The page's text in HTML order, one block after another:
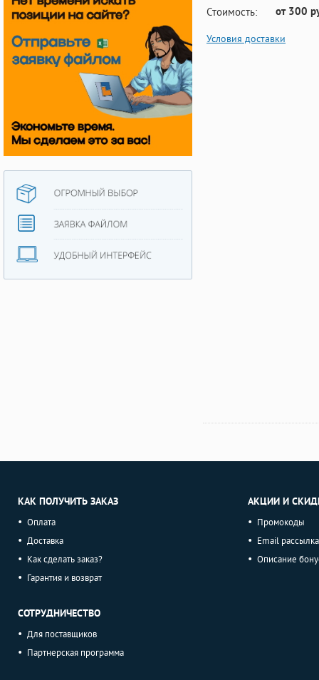
Стоимость: от 300
Условия доставки
КАК ПОЛУЧИТЬ ЗАКАЗ
Оплата
Доставка
Как сделать заказ?
Гарантия и возврат
СОТРУДНИЧЕСТВО
Для поставщиков
Партнерская программа
АКЦИИ И
Промокоды
Email рассылка
Описание